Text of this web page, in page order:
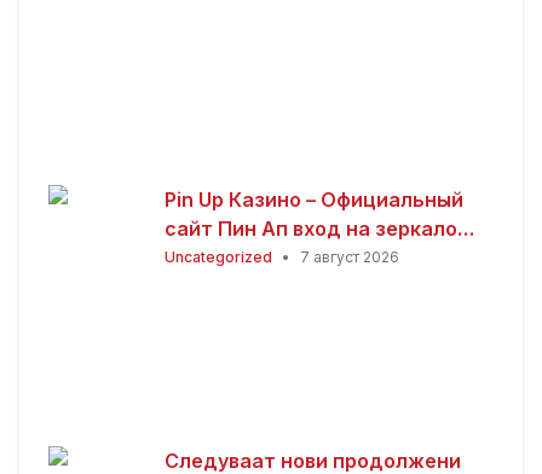
Pin Up Казино – Официальный
сайт Пин Ап вход на зеркало
(2026)
Uncategorized • 7 август 2026
Следуваат нови продолжени